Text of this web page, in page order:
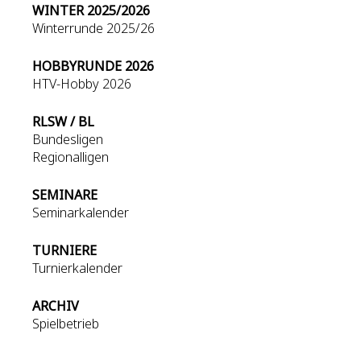
WINTER 2025/2026
Winterrunde 2025/26
HOBBYRUNDE 2026
HTV-Hobby 2026
RLSW / BL
Bundesligen
Regionalligen
SEMINARE
Seminarkalender
TURNIERE
Turnierkalender
ARCHIV
Spielbetrieb